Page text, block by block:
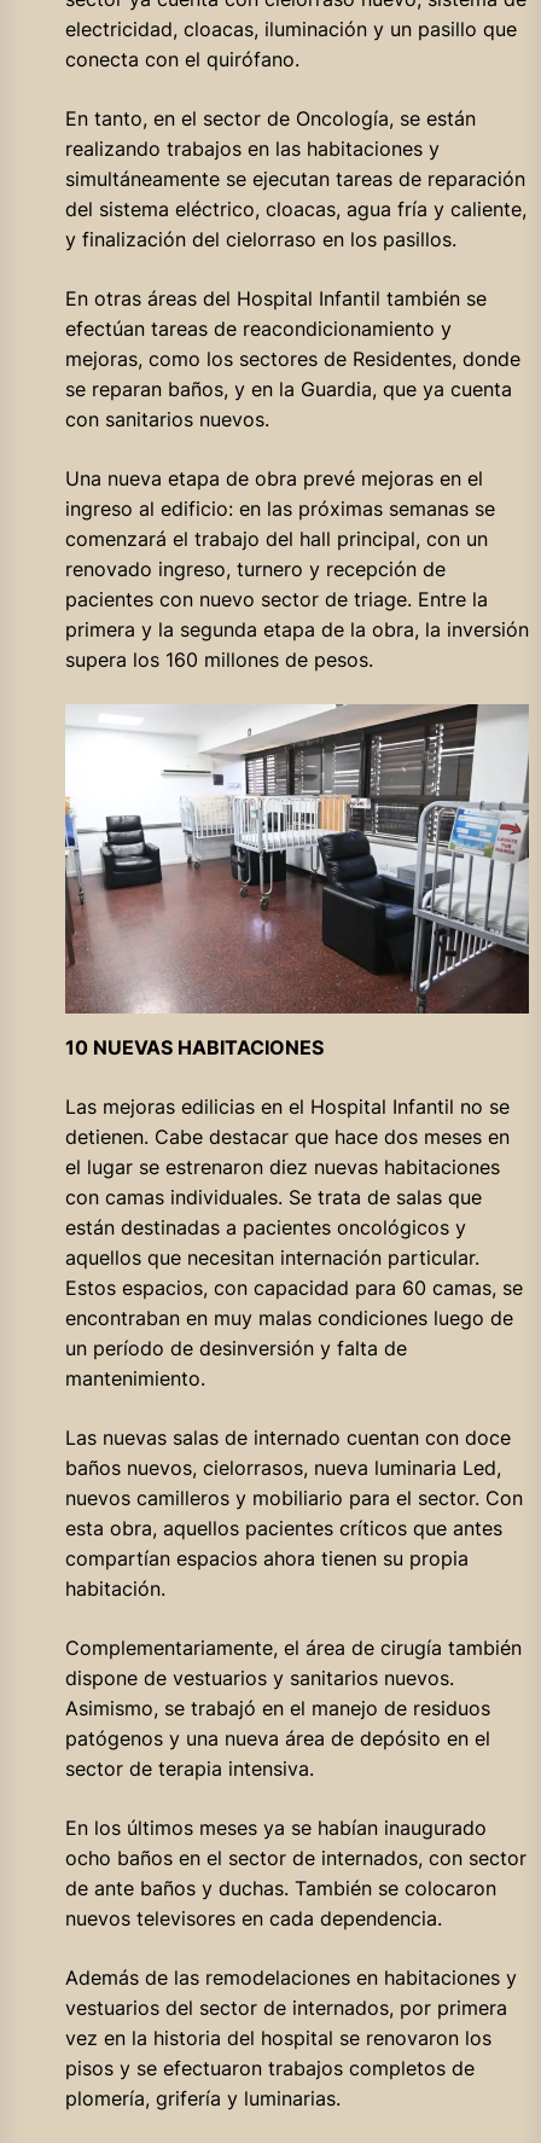
electricidad, cloacas, iluminación y un pasillo que
conecta con el quirófano.
En tanto, en el sector de Oncología, se están
realizando trabajos en las habitaciones y
simultáneamente se ejecutan tareas de reparación
del sistema eléctrico, cloacas, agua fría y caliente,
y finalización del cielorraso en los pasillos.
En otras áreas del Hospital Infantil también se
efectúan tareas de reacondicionamiento y
mejoras, como los sectores de Residentes, donde
se reparan baños, y en la Guardia, que ya cuenta
con sanitarios nuevos.
Una nueva etapa de obra prevé mejoras en el
ingreso al edificio: en las próximas semanas se
comenzará el trabajo del hall principal, con un
renovado ingreso, turnero y recepción de
pacientes con nuevo sector de triage. Entre la
primera y la segunda etapa de la obra, la inversión
supera los 160 millones de pesos.
10 NUEVAS HABITACIONES
Las mejoras edilicias en el Hospital Infantil no se
detienen. Cabe destacar que hace dos meses en
el lugar se estrenaron diez nuevas habitaciones
con camas individuales. Se trata de salas que
están destinadas a pacientes oncológicos y
aquellos que necesitan internación particular.
Estos espacios, con capacidad para 60 camas, se
encontraban en muy malas condiciones luego de
un período de desinversión y falta de
mantenimiento.
Las nuevas salas de internado cuentan con doce
baños nuevos, cielorrasos, nueva luminaria Led,
nuevos camilleros y mobiliario para el sector. Con
esta obra, aquellos pacientes críticos que antes
compartían espacios ahora tienen su propia
habitación.
Complementariamente, el área de cirugía también
dispone de vestuarios y sanitarios nuevos.
Asimismo, se trabajó en el manejo de residuos
patógenos y una nueva área de depósito en el
sector de terapia intensiva.
En los últimos meses ya se habían inaugurado
ocho baños en el sector de internados, con sector
de ante baños y duchas. También se colocaron
nuevos televisores en cada dependencia.
Además de las remodelaciones en habitaciones y
vestuarios del sector de internados, por primera
vez en la historia del hospital se renovaron los
pisos y se efectuaron trabajos completos de
plomería, grifería y luminarias.